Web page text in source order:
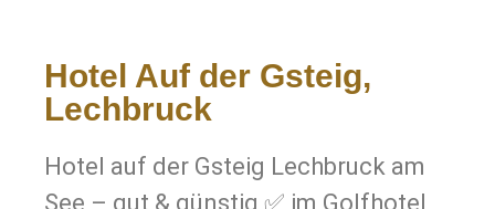
Hotel Auf der Gsteig,
Lechbruck
Hotel auf der Gsteig Lechbruck am
See – gut & günstig ✅ im Golfhotel